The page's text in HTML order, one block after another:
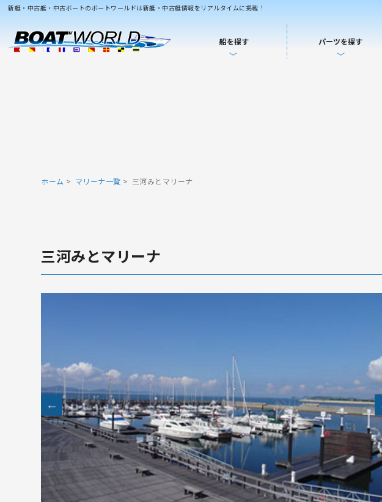
新艇・中古艇・中古ボートのボートワールドは新艇・中古艇情報をリアルタイムに掲載！
船を探す パーツを探す
ホーム マリーナ一覧 三河みとマリーナ
三河みとマリーナ